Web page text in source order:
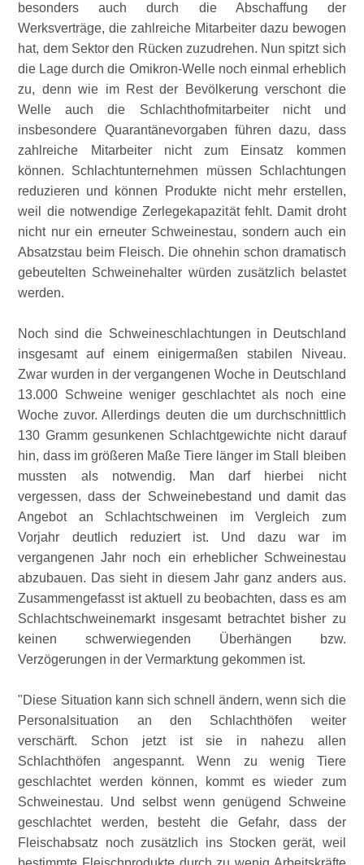
besonders auch durch die Abschaffung der
Werksverträge, die zahlreiche Mitarbeiter dazu bewogen
hat, dem Sektor den Rücken zuzudrehen. Nun spitzt sich
die Lage durch die Omikron-Welle noch einmal erheblich
zu, denn wie im Rest der Bevölkerung verschont die
Welle auch die Schlachthofmitarbeiter nicht und
insbesondere Quarantänevorgaben führen dazu, dass
zahlreiche Mitarbeiter nicht zum Einsatz kommen
können. Schlachtunternehmen müssen Schlachtungen
reduzieren und können Produkte nicht mehr erstellen,
weil die notwendige Zerlegekapazität fehlt. Damit droht
nicht nur ein erneuter Schweinestau, sondern auch ein
Absatzstau beim Fleisch. Die ohnehin schon dramatisch
gebeutelten Schweinehalter würden zusätzlich belastet
werden.
Noch sind die Schweineschlachtungen in Deutschland
insgesamt auf einem einigermaßen stabilen Niveau.
Zwar wurden in der vergangenen Woche in Deutschland
13.000 Schweine weniger geschlachtet als noch eine
Woche zuvor. Allerdings deuten die um durchschnittlich
130 Gramm gesunkenen Schlachtgewichte nicht darauf
hin, dass im größeren Maße Tiere länger im Stall bleiben
mussten als notwendig. Man darf hierbei nicht
vergessen, dass der Schweinebestand und damit das
Angebot an Schlachtschweinen im Vergleich zum
Vorjahr deutlich reduziert ist. Und dazu war im
vergangenen Jahr noch ein erheblicher Schweinestau
abzubauen. Das sieht in diesem Jahr ganz anders aus.
Zusammengefasst ist aktuell zu beobachten, dass es am
Schlachtschweinemarkt insgesamt betrachtet bisher zu
keinen schwerwiegenden Überhängen bzw.
Verzögerungen in der Vermarktung gekommen ist.
Diese Situation kann sich schnell ändern, wenn sich die
Personalsituation an den Schlachthöfen weiter
verschärft. Schon jetzt ist sie in nahezu allen
Schlachthöfen angespannt. Wenn zu wenig Tiere
geschlachtet werden können, kommt es wieder zum
Schweinestau. Und selbst wenn genügend Schweine
geschlachtet werden, besteht die Gefahr, dass der
Fleischabsatz noch zusätzlich ins Stocken gerät, weil